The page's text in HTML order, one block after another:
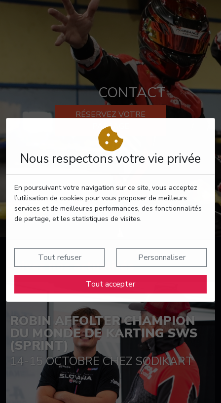
Nous respectons votre vie privée
En poursuivant votre navigation sur ce site, vous acceptez
l’utilisation de cookies pour vous proposer de meilleurs
services et de meilleures performances, des fonctionnalités
de partage, et les statistiques de visites.
Tout refuser Personnaliser
Tout accepter
CONTACT
RÉSERVEZ VOTRE
PASSAGE
Suivez nos actualités
ROBIN AFFOLTER CHAMPION
DU MONDE DE KARTING SWS
(SPRINT)
14-15 OCTOBRE CHEZ SODIKART